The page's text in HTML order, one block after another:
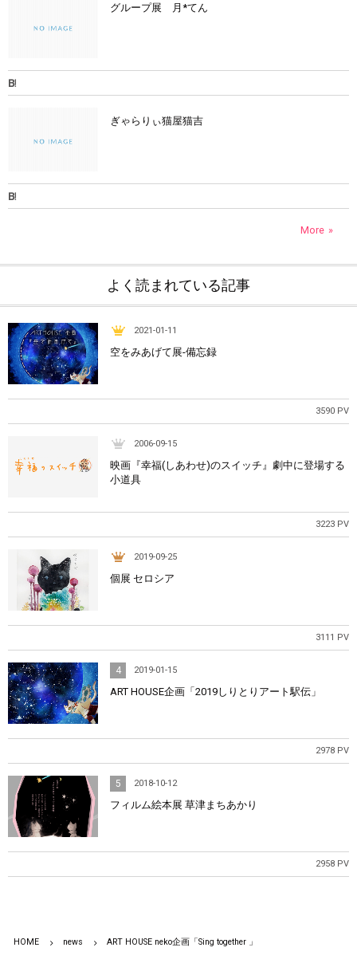
グループ展 月*てん
ぎゃらりぃ猫屋猫吉
More
よく読まれている記事
2021-01-11
空をみあげて展-備忘録
3590 PV
2006-09-15
映画『幸福(しあわせ)のスイッチ』劇中に登場する
小道具
3223 PV
2019-09-25
個展 セロシア
3111 PV
4 2019-01-15
ART HOUSE企画「2019しりとりアート駅伝」
2978 PV
5 2018-10-12
フィルム絵本展 草津まちあかり
2958 PV
HOME news ART HOUSE neko企画「Sing together 」